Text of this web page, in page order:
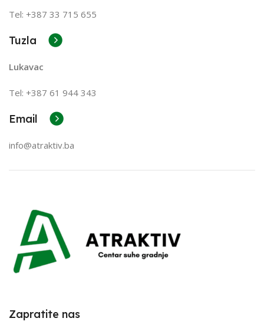
Tel: +387 33 715 655
Tuzla
Lukavac
Tel: +387 61 944 343
Email
info@atraktiv.ba
Zapratite nas